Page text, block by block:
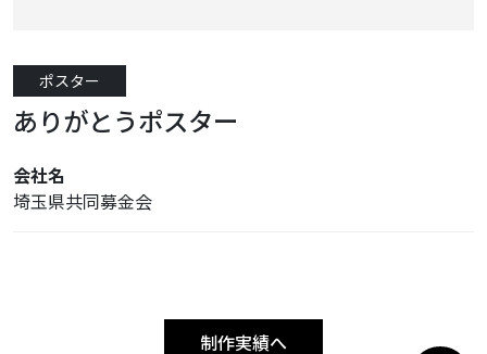
ポスター
ありがとうポスター
会社名
埼玉県共同募金会
制作実績へ